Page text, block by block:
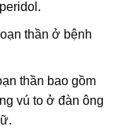
thần ở bệnh
thần bao gồm
vú to ở đàn ông